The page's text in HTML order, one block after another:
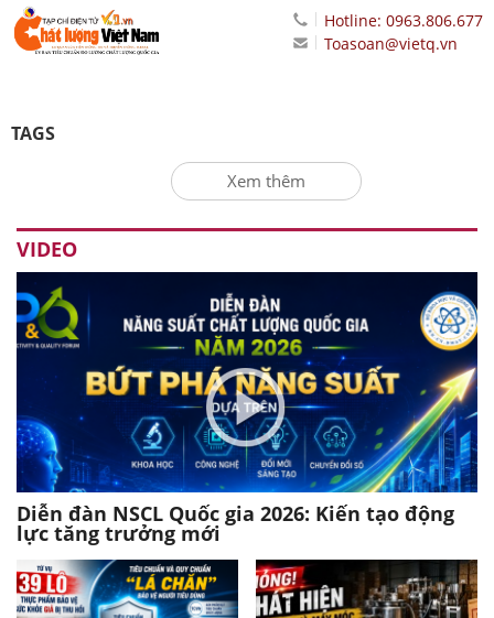
Hotline: 0963.806.677
Toasoan@vietq.vn
TAGS
Xem thêm
VIDEO
Diễn đàn NSCL Quốc gia 2026: Kiến tạo động
lực tăng trưởng mới